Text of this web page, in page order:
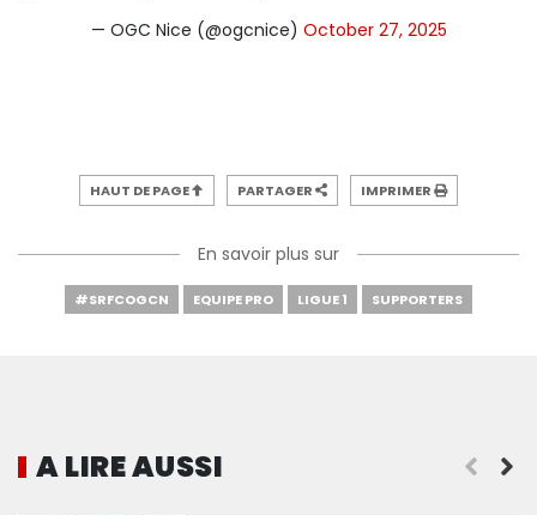
— OGC Nice (@ogcnice) October 27, 2025
HAUT DE PAGE PARTAGER IMPRIMER
En savoir plus sur
#SRFCOGCN EQUIPE PRO LIGUE 1 SUPPORTERS
A LIRE AUSSI